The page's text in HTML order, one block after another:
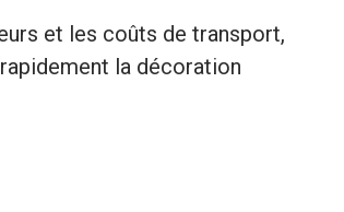
et les coûts de transport,
la décoration